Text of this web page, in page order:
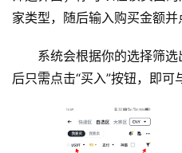
家类型，随后输入购买金额并
系统会根据你的选择筛
后只需点击“买入”按钮，即可